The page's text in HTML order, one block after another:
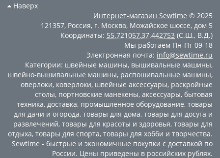
Наверх
Интернет-магазин Sewtime © 2025
121357, Россия, г. Москва, Можайское шоссе, дом 5
Координаты: 55.721057,37.442753 (С.Ш., В.Д.)
Мы работаем Пн-Пт 09-18
Электронная почта: info@sewtime.ru
Категории: швейные машины, вышивальные машины,
швейно-вышивальные машины, распошивальные машины,
оверлоки, коверлоки, швейные аксессуары, раскройные
столы, портновские манекены, аксессуары, бытовая
техника, доставка, промышленное оборудование, товары
для дачи и огорода, товары для дома, товары для досуга и
развлечений, товары для красоты и здоровья, товары для
отдыха, товары для спорта, товары для хобби и творчества.
Sewtime - быстрые и экономичные покупки с доставкой по
России. Цены приведены в российских рублях.